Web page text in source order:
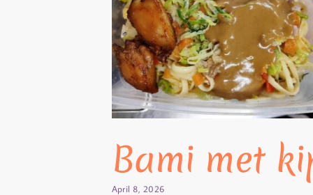
Bami met
April 8, 2026